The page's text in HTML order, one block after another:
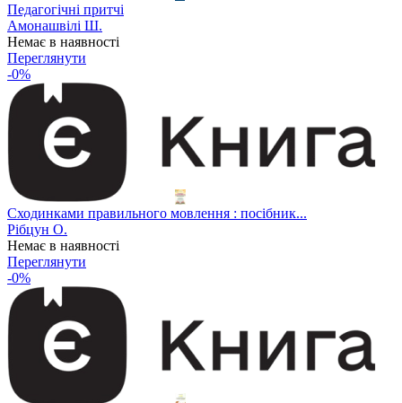
Педагогічні притчі
Амонашвілі Ш.
Немає в наявності
Переглянути
-0%
Сходинками правильного мовлення : посібник...
Рібцун О.
Немає в наявності
Переглянути
-0%